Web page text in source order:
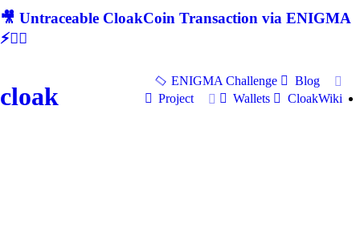
🎥 Untraceable CloakCoin Transaction via ENIGMA
⚡🕵‍♂
cloak
ENIGMA Challenge
Blog
Project
Wallets CloakWiki